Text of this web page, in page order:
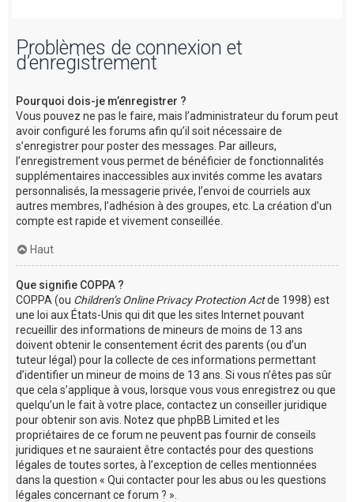
Problèmes de connexion et
d’enregistrement
Pourquoi dois-je m’enregistrer ?
Vous pouvez ne pas le faire, mais l’administrateur du forum peut
avoir configuré les forums afin qu’il soit nécessaire de
s’enregistrer pour poster des messages. Par ailleurs,
l’enregistrement vous permet de bénéficier de fonctionnalités
supplémentaires inaccessibles aux invités comme les avatars
personnalisés, la messagerie privée, l’envoi de courriels aux
autres membres, l’adhésion à des groupes, etc. La création d’un
compte est rapide et vivement conseillée.
Haut
Que signifie COPPA ?
COPPA (ou Children’s Online Privacy Protection Actde 1998) est
une loi aux États-Unis qui dit que les sites Internet pouvant
recueillir des informations de mineurs de moins de 13 ans
doivent obtenir le consentement écrit des parents (ou d’un
tuteur légal) pour la collecte de ces informations permettant
d’identifier un mineur de moins de 13 ans. Si vous n’êtes pas sûr
que cela s’applique à vous, lorsque vous vous enregistrez ou que
quelqu’un le fait à votre place, contactez un conseiller juridique
pour obtenir son avis. Notez que phpBB Limited et les
propriétaires de ce forum ne peuvent pas fournir de conseils
juridiques et ne sauraient être contactés pour des questions
légales de toutes sortes, à l’exception de celles mentionnées
dans la question « Qui contacter pour les abus ou les questions
légales concernant ce forum ? ».